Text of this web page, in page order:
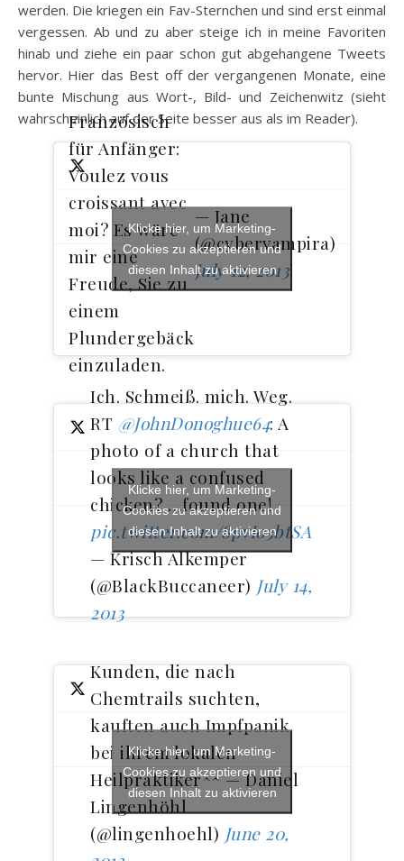
werden. Die kriegen ein Fav-Sternchen und sind erst einmal
vergessen. Ab und zu aber steige ich in meine Favoriten
hinab und ziehe ein paar schon gut abgehangene Tweets
hervor. Hier das Best off der vergangenen Monate, eine
bunte Mischung aus Wort-, Bild- und Zeichenwitz (sieht
wahrscheinlich auf der Seite besser aus als im Reader).
Französisch
für Anfänger:
Voulez vous
croissant avec
moi? Es wäre
mir eine
Freude, Sie zu
einem
Plundergebäck
einzuladen.
— Jane
(@cybervampira)
July 12, 2013
Klicke hier, um Marketing-
Cookies zu akzeptieren und
diesen Inhalt zu aktivieren
Ich. Schmeiß. mich. Weg.
RT @JohnDonoghue64: A
photo of a church that
looks like a confused
chicken? …found one!
pic.twitter.com/8pvIo3btSA
— Krisch Alkemper
(@BlackBuccaneer) July 14,
2013
Klicke hier, um Marketing-
Cookies zu akzeptieren und
diesen Inhalt zu aktivieren
Kunden, die nach
Chemtrails suchten,
kauften auch Impfpanik
bei ihrem lokalen
Heilpraktiker^^ — Daniel
Lingenhöhl
(@lingenhoehl) June 20,
Klicke hier, um Marketing-
Cookies zu akzeptieren und
diesen Inhalt zu aktivieren